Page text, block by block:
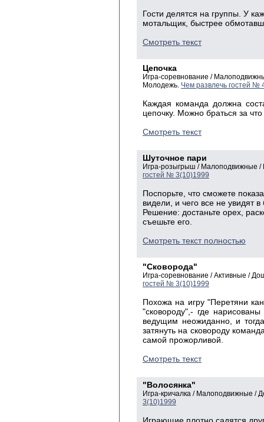
Гости делятся на группы. У
мотальщик, быстрее
Смотреть текст
Цепочка
Игра-соревнование /
Молодежь. Чем развлечь гостей №
Каждая команда должна
цепочку. Можно браться за
Смотреть текст
Шуточное пари
Игра-розыгрыш / Малоподвижные
гостей № 3(10)1999
Поспорьте, что сможете
видели, и чего все не увидят
Решение: достаньте орех,
съешьте его.
Смотреть текст полностью
"Сковорода"
Игра-соревнование / Активные /
гостей № 3(10)1999
Похожа на игру "Перетяни
"сковороду",- где
ведущим неожиданно, и
затянуть на сковороду
самой прожорливой.
Смотреть текст
"Волосянка"
Игра-кричалка / Малоподвижные /
3(10)1999